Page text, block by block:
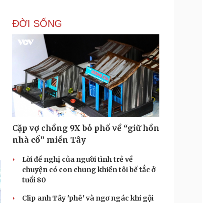
Giá cà phê
tin doanh nghiệp
nghiệp 24h
nhân
đồng
Công nghệ
Sành điệu
Tin Công nghệ
Trải nghiệm
Chuyển đổi số
Podcast
Câu chuyện thời sự
Đọc truyện đêm khuya
Cửa sổ tình yêu
ĐỜI SỐNG
Cặp vợ chồng 9X bỏ phố về “giữ hồn
nhà cổ” miền Tây
Lời đề nghị của người tình trẻ về
chuyện có con chung khiến tôi bế tắc ở
tuổi 80
Clip anh Tây 'phê' và ngơ ngác khi gội